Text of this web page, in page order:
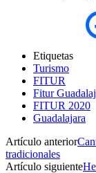
Etiquetas
Turismo
FITUR
Fitur
FITUR 2020
Guadalajara
Artículo anterior
tradicionales
Artículo siguiente